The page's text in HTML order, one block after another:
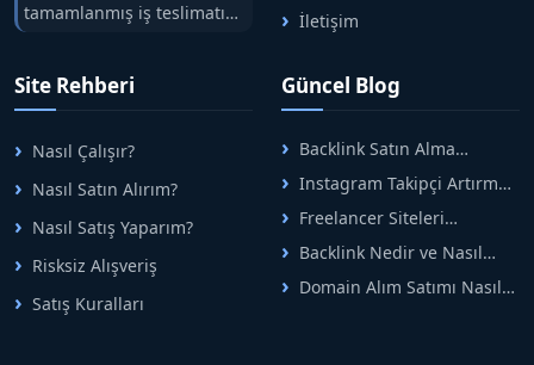
tamamlanmış iş teslimatını
tek çatıda buluşturuyoruz.
arasındaki süreci risksiz
alışveriş sistemi ile koruyan
ticaretin güvenli
adreslerinden birisidir.
İletişim
Site Rehberi
Nasıl Çalışır?
Nasıl Satın Alırım?
Nasıl Satış Yaparım?
Risksiz Alışveriş
Satış Kuralları
Güncel Blog
Backlink Satın Alma
Rehberi: Güvenli SEO İçin
Doğru Adımlar
Instagram Takipçi Artırma
Yöntemleri: Organik Büyüme
Rehberi
Freelancer Siteleri
Arasında Doğru Seçim Nasıl
Yapılır
Backlink Nedir ve Nasıl
Alınır? Etkili Yöntemler
Domain Alım Satımı Nasıl